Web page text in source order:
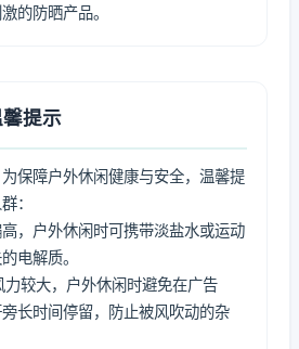
的防晒产品。
提示
保障户外休闲健康与安全，温馨提
：
，户外休闲时可携带淡盐水或运动
电解质。
较大，户外休闲时避免在广告
长时间停留，防止被风吹动的杂